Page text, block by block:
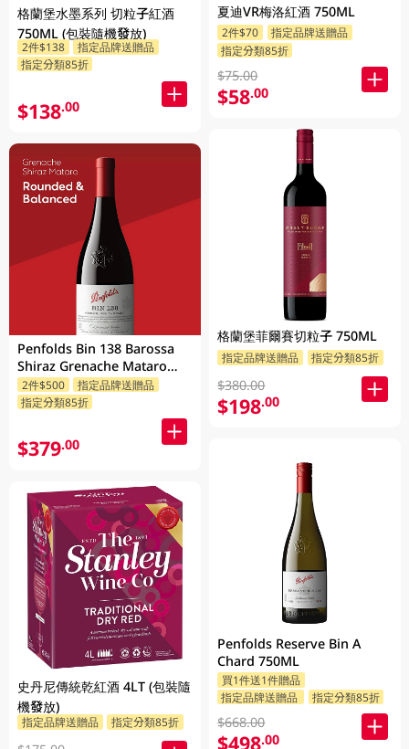
格蘭堡水墨系列 切粒子紅酒
750ML (包裝隨機發放)
2件$138
指定品牌送贈品
指定分類85折
$138.00
Penfolds Bin 138 Barossa
Shiraz Grenache Mataro
750ML
2件$500
指定品牌送贈品
指定分類85折
$379.00
史丹尼傳統乾紅酒 4LT (包裝隨
機發放)
指定品牌送贈品 指定分類85折
夏迪VR梅洛紅酒 750ML
2件$70
指定品牌送贈品
指定分類85折
$75.00
$58.00
格蘭堡菲爾賽切粒子 750ML
指定品牌送贈品 指定分類85折
$380.00
$198.00
Penfolds Reserve Bin A
Chard 750ML
買1件送1件贈品
指定品牌送贈品
指定分類85折
$668.00
$498.00